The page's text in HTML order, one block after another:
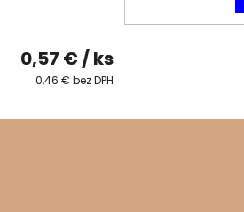
0,57 € / ks
0,46 € bez DPH